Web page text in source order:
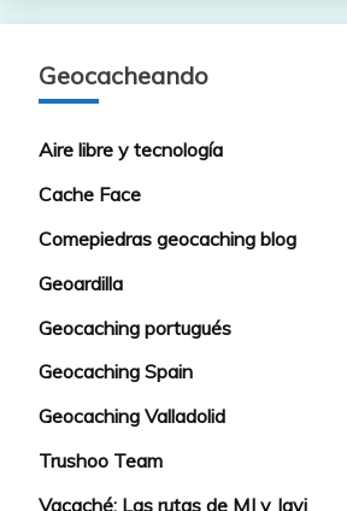
Geocacheando
Aire libre y tecnología
Cache Face
Comepiedras geocaching blog
Geoardilla
Geocaching portugués
Geocaching Spain
Geocaching Valladolid
Trushoo Team
Vacaché: Las rutas de MJ y Javi